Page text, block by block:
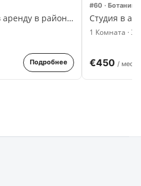
2-комнатная квартира в аренду в районе Ботаника
Подробнее
#60 · Ботаника
Студия в
1 Комната ·
€450 / месяц